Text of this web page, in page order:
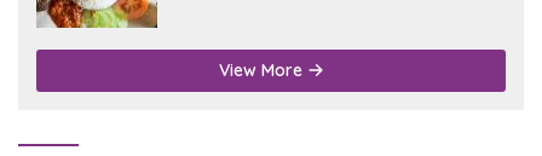
View More